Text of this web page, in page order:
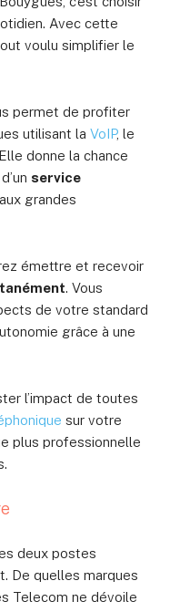
Avec cette
voulu simplifier le
permet de profiter
utilisant la VoIP, le
Elle donne la chance
service
grandes
émettre et recevoir
. Vous
de votre standard
grâce à une
l’impact de toutes
sur votre
plus professionnelle
deux postes
De quelles marques
Telecom ne dévoile